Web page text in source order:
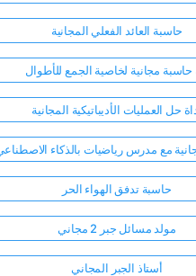
حاسبة العائد الفعلي المجانية
حاسبة مجانية لخاصية الجمع للأطوال
حل العمليات الأديباتيكية المجانية
مع مدرس رياضيات بالذكاء
حاسبة تدفق الهواء الحر
مولد مسائل جبر 2 مجاني
أستاذ الجبر المجاني